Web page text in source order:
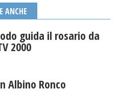
ANCHE
guida il rosario da
2000
Albino Ronco